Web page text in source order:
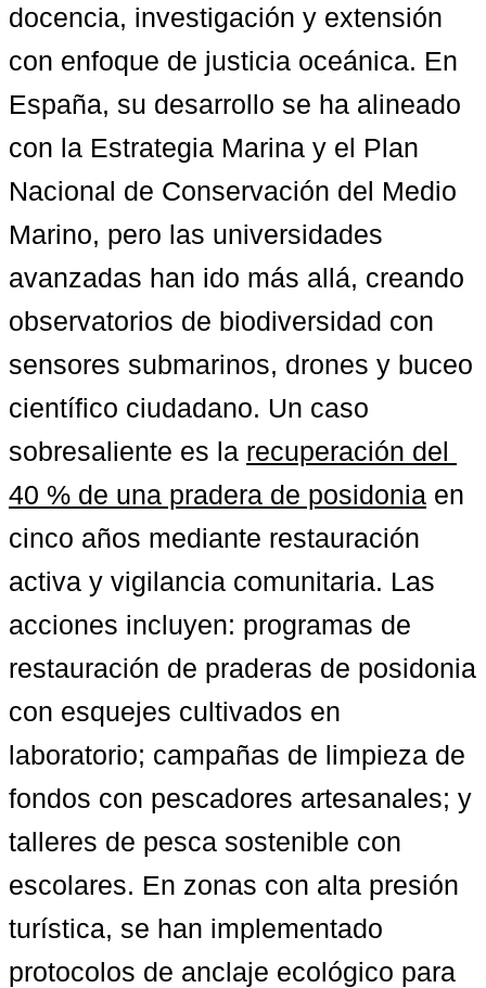
docencia, investigación y extensión
con enfoque de justicia oceánica. En
España, su desarrollo se ha alineado
con la Estrategia Marina y el Plan
Nacional de Conservación del Medio
Marino, pero las universidades
avanzadas han ido más allá, creando
observatorios de biodiversidad con
sensores submarinos, drones y buceo
científico ciudadano. Un caso
sobresaliente es la recuperación del
40 % de una pradera de posidonia en
cinco años mediante restauración
activa y vigilancia comunitaria. Las
acciones incluyen: programas de
restauración de praderas de posidonia
con esquejes cultivados en
laboratorio; campañas de limpieza de
fondos con pescadores artesanales; y
talleres de pesca sostenible con
escolares. En zonas con alta presión
turística, se han implementado
protocolos de anclaje ecológico para